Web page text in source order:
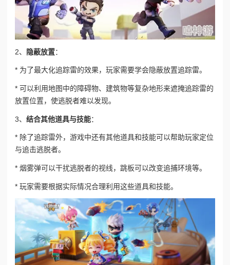
2、 隐蔽放置：
* 为了最大化追踪雷的效果，玩家需要学会隐蔽放置追踪雷。
* 可以利用地图中的障碍物、建筑物等复杂地形来遮掩追踪雷的
放置位置，使逃脱者难以发现。
3、 结合其他道具与技能：
* 除了追踪雷外，游戏中还有其他道具和技能可以帮助玩家定位
与追击逃脱者。
* 烟雾弹可以干扰逃脱者的视线，跳板可以改变追捕环境等。
* 玩家需要根据实际情况合理利用这些道具和技能。